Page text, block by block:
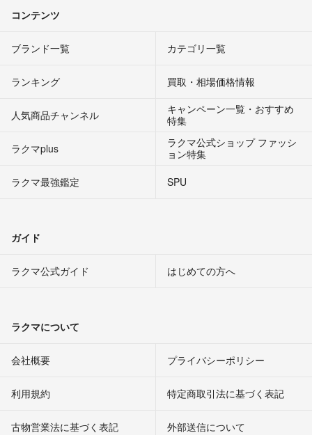
コンテンツ
ブランド一覧 カテゴリ一覧
ランキング 買取・相場価格情報
人気商品チャンネル
キャンペーン一覧・おすすめ
特集
ラクマplus
ラクマ公式ショップ ファッシ
ョン特集
ラクマ最強鑑定
SPU
ガイド
ラクマ公式ガイド はじめての方へ
ラクマについて
会社概要 プライバシーポリシー
利用規約 特定商取引法に基づく表記
古物営業法に基づく表記 外部送信について